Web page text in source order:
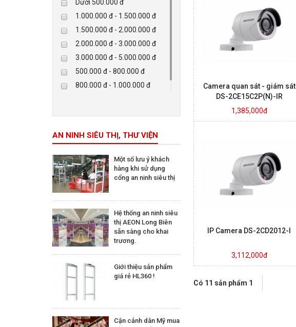
Camera quan sát - giám sát
DS-2CE15C2P(N)-IR
1,385,000đ
IP Camera DS-2CD2012-I
3,112,000đ
Có 11 sản phẩm 1
D-max
HIKVISON
Eguard
Khác
Rapiscan
Dưới 500.000 đ
1.000.000 đ - 1.500.000 đ
1.500.000 đ - 2.000.000 đ
2.000.000 đ - 3.000.000 đ
3.000.000 đ - 5.000.000 đ
500.000 đ - 800.000 đ
800.000 đ - 1.000.000 đ
AN NINH SIÊU THỊ, THƯ VIỆN
Một số lưu ý khách
hàng khi sử dụng
cổng an ninh siêu thị
Hệ thống an ninh siêu
thị AEON Long Biên
sẵn sàng cho khai
trương.
Giới thiệu sản phẩm
giá rẻ HL360 !
Cận cảnh dân Mỹ mua